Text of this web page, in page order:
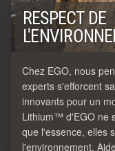
RESPECT DE
Chez EGO, nous
experts s'efforcent
innovants pour un
Lithium™ d'EGO ne
que l'essence, elles
l'environnement.